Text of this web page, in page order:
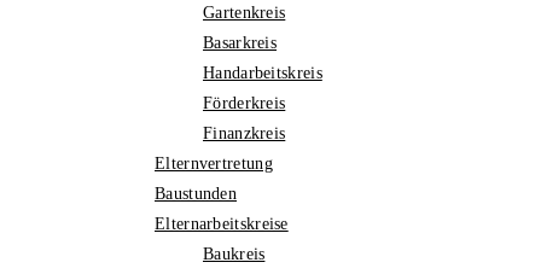
Gartenkreis
Basarkreis
Handarbeitskreis
Förderkreis
Finanzkreis
Elternvertretung
Baustunden
Elternarbeitskreise
Baukreis